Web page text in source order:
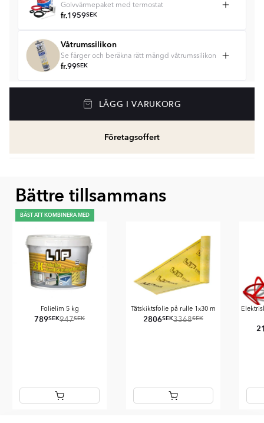
Golvvärmepaket med termostat
fr.1959SEK
Våtrumssilikon
Se färger och beräkna rätt mängd våtrumssilikon
fr.99SEK
LÄGG I VARUKORG
Företagsoffert
Bättre tillsammans
BÄST ATT KOMBINERA MED
Folielim 5 kg
789SEK947SEK
Tätskiktsfolie på rulle 1x30 m
2806SEK3368SEK